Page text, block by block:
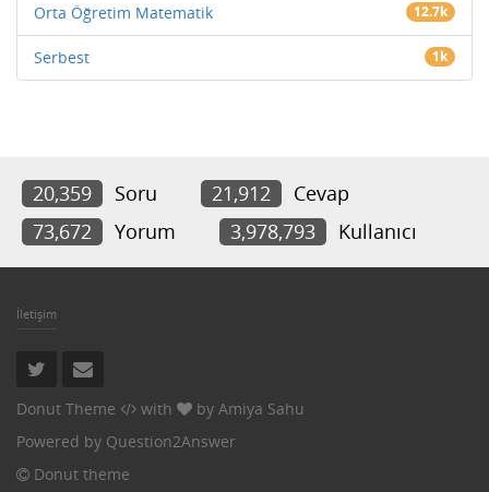
Orta Öğretim Matematik 12.7k
Serbest 1k
20,359 Soru 21,912
Cevap
73,672
Yorum 3,978,793 Kullanıcı
İletişim
Donut Theme with by Amiya Sahu
Powered by Question2Answer
Donut theme